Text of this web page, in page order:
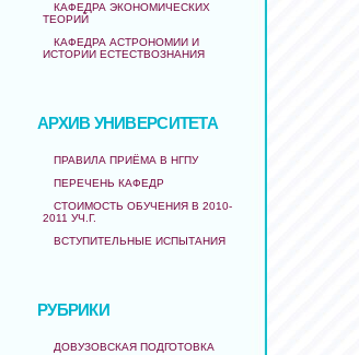
КАФЕДРА ЭКОНОМИЧЕСКИХ
ТЕОРИЙ
КАФЕДРА АСТРОНОМИИ И
ИСТОРИИ ЕСТЕСТВОЗНАНИЯ
АРХИВ УНИВЕРСИТЕТА
ПРАВИЛА ПРИЁМА В НГПУ
ПЕРЕЧЕНЬ КАФЕДР
СТОИМОСТЬ ОБУЧЕНИЯ В 2010-
2011 УЧ.Г.
ВСТУПИТЕЛЬНЫЕ ИСПЫТАНИЯ
РУБРИКИ
ДОВУЗОВСКАЯ ПОДГОТОВКА